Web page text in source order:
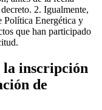
2. Igualmente,
Política Energética y
que han participado
la inscripción
de